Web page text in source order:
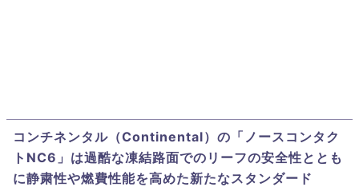
コンチネンタル（Continental）の「ノースコンタク
トNC6」は過酷な凍結路面でのリーフの安全性ととも
に静粛性や燃費性能を高めた新たなスタンダード